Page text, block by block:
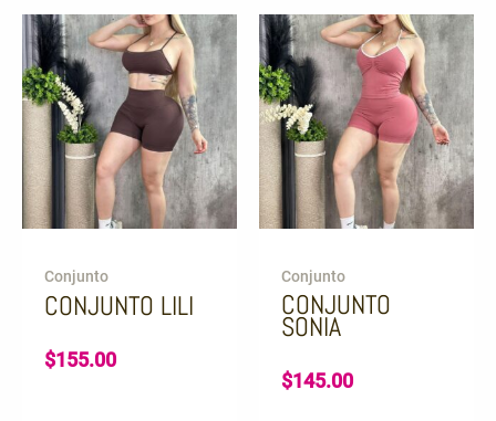
Conjunto
CONJUNTO LILI
$155.00
Conjunto
CONJUNTO
SONIA
$145.00